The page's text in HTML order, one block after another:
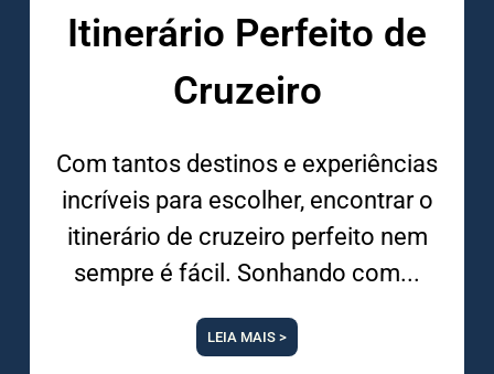
Itinerário Perfeito de
Cruzeiro
Com tantos destinos e experiências
incríveis para escolher, encontrar o
itinerário de cruzeiro perfeito nem
sempre é fácil. Sonhando com
LEIA MAIS >